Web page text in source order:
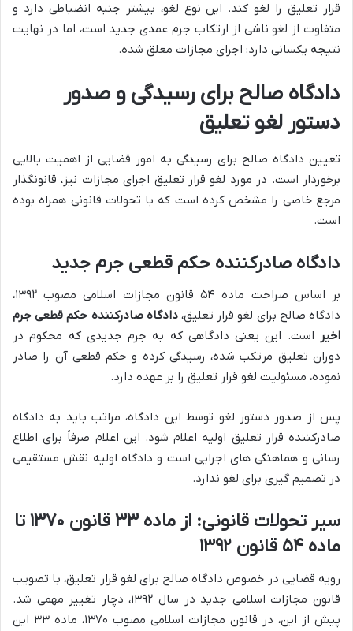
قرار تعلیق را لغو کند. این نوع لغو، بیشتر جنبه انضباطی دارد و
متفاوت از لغو ناشی از ارتکاب جرم عمدی جدید است، اما در نهایت
نتیجه یکسانی دارد: اجرای مجازات معلق شده.
دادگاه صالح برای رسیدگی و صدور
دستور لغو تعلیق
تعیین دادگاه صالح برای رسیدگی به امور قضایی از اهمیت بالایی
برخوردار است. در مورد لغو قرار تعلیق اجرای مجازات نیز، قانونگذار
مرجع خاصی را مشخص کرده است که با تحولات قانونی همراه بوده
است.
دادگاه صادرکننده حکم قطعی جرم جدید
بر اساس صراحت ماده ۵۴ قانون مجازات اسلامی مصوب ۱۳۹۲،
دادگاه صالح برای لغو قرار تعلیق،دادگاه صادرکننده حکم قطعی جرم
اخیر است. این یعنی دادگاهی که به جرم جدیدی که محکوم در
دوران تعلیق مرتکب شده، رسیدگی کرده و حکم قطعی آن را صادر
نموده، مسئولیت لغو قرار تعلیق را بر عهده دارد.
پس از صدور دستور لغو توسط این دادگاه، مراتب باید به دادگاه
صادرکننده قرار تعلیق اولیه اعلام شود. این اعلام صرفاً برای اطلاع
رسانی و هماهنگی های اجرایی است و دادگاه اولیه نقش مستقیمی
در تصمیم گیری برای لغو ندارد.
سیر تحولات قانونی: از ماده ۳۳ قانون ۱۳۷۰ تا
ماده ۵۴ قانون ۱۳۹۲
رویه قضایی در خصوص دادگاه صالح برای لغو قرار تعلیق، با تصویب
قانون مجازات اسلامی جدید در سال ۱۳۹۲، دچار تغییر مهمی شد.
پیش از این، در قانون مجازات اسلامی مصوب ۱۳۷۰، ماده ۳۳ این